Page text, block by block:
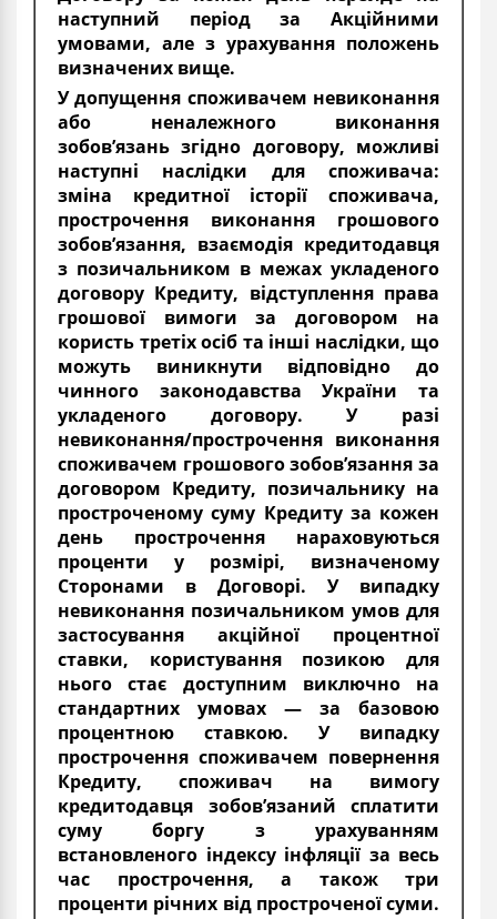
наступний період за Акційними
умовами, але з урахування положень
визначених вище.
У допущення споживачем невиконання
або неналежного виконання
зобов’язань згідно договору, можливі
наступні наслідки для споживача:
зміна кредитної історії споживача,
прострочення виконання грошового
зобов’язання, взаємодія кредитодавця
з позичальником в межах укладеного
договору Кредиту, відступлення права
грошової вимоги за договором на
користь третіх осіб та інші наслідки, що
можуть виникнути відповідно до
чинного законодавства України та
укладеного договору. У разі
невиконання/прострочення виконання
споживачем грошового зобов’язання за
договором Кредиту, позичальнику на
простроченому суму Кредиту за кожен
день прострочення нараховуються
проценти у розмірі, визначеному
Сторонами в Договорі. У випадку
невиконання позичальником умов для
застосування акційної процентної
ставки, користування позикою для
нього стає доступним виключно на
стандартних умовах — за базовою
процентною ставкою. У випадку
прострочення споживачем повернення
Кредиту, споживач на вимогу
кредитодавця зобов’язаний сплатити
суму боргу з урахуванням
встановленого індексу інфляції за весь
час прострочення, а також три
проценти річних від простроченої суми.